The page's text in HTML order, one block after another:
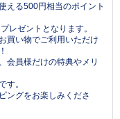
える500円相当のポイント
レゼントとなります。
買い物でご利用いただけ
会員様だけの特典やメリ
す。
ングをお楽しみくださ